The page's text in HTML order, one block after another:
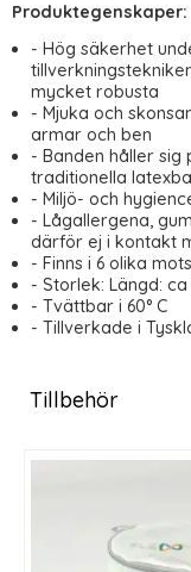
Produktegenskaper:
- Hög säkerhet
mycket robusta
- Mjuka och
armar och ben
- Banden håller sig
traditionella
- Miljö- och
- Lågallergena,
därför ej i kontakt
- Finns i 6 olika
- Storlek: Längd:
- Tvättbar i 60° C
- Tillverkade i
Tillbehör